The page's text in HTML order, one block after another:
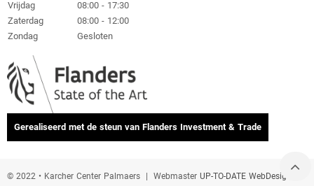
Vrijdag
08:00 - 17:30
Zaterdag
08:00 - 12:00
Zondag
Gesloten
Gerealiseerd met de steun van Flanders Investment & Trade
© 2022 • Karcher Center Palmaers | Webmaster UP-TO-DATE WebDesign